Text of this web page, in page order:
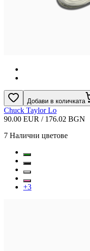
Добави в количката
Chuck Taylor Lo
90.00 EUR / 176.02 BGN
7 Налични цветове
+3